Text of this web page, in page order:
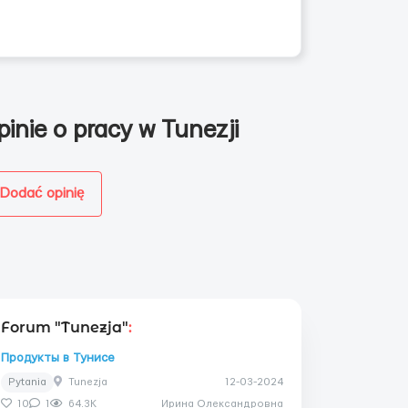
o pracy w Tunezji
Dodać opinię
Forum "Tunezja":
Продукты в Тунисе
Pytania Tunezja 12-03-2024
10 1 64.3K Ирина Олександровна